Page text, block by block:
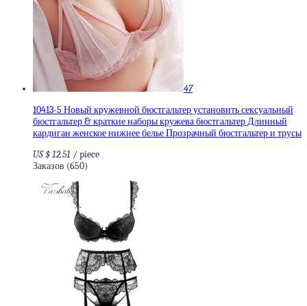
47
10413-5 Новый кружевной бюстгальтер установить сексуальный
бюстгальтер & краткие наборы кружева бюстгальтер Длинный
кардиган женское нижнее белье Прозрачный бюстгальтер и трусы
US $ 12.51 / piece
Заказов (650)